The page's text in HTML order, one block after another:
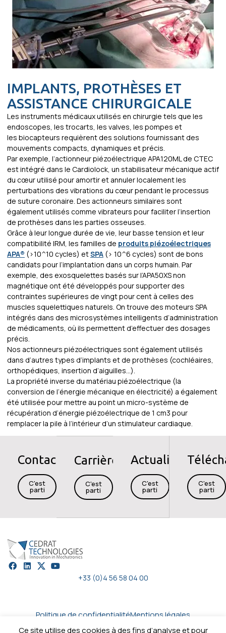
Ce site utilise des cookies à des fins d’analyse et pour
IMPLANTS, PROTHÈSES ET
ASSISTANCE CHIRURGICALE
Les instruments médicaux utilisés en chirurgie tels que les
endoscopes, les trocarts, les valves, les pompes et
les biocapteurs requièrent des solutions fournissant des
mouvements compacts, dynamiques et précis.
Par exemple, l’actionneur piézoélectrique APA120ML de CTEC
est intégré dans le Cardiolock, un stabilisateur mécanique actif
du cœur utilisé pour amortir et annuler localement les
perturbations des vibrations du cœur pendant le processus
de suture coronaire. Des actionneurs similaires sont
également utilisés comme vibrateurs pour faciliter l’insertion
de prothèses dans les parties osseuses.
Grâce à leur longue durée de vie, leur basse tension et leur
compatibilité IRM, les familles de produits piézoélectriques
APA® (>10^10 cycles) etSPA (> 10^6 cycles) sont de bons
candidats pour l’implantation dans un corps humain. Par
exemple, des exosquelettes basés sur l’APA50XS non
magnétique ont été développés pour supporter des
contraintes supérieures de vingt pour cent à celles des
muscles squelettiques naturels. On trouve des moteurs SPA
intégrés dans des microsystèmes intelligents d’administration
de médicaments, où ils permettent d’effectuer des dosages
précis.
Nos actionneurs piézoélectriques sont également utilisés
dans d’autres types d’implants et de prothèses (cochléaires,
orthopédiques, insertion d’aiguilles…).
La propriété inverse du matériau piézoélectrique (la
conversion de l’énergie mécanique en électricité) a également
été utilisée pour mettre au point un micro-système de
récupération d’énergie piézoélectrique de 1 cm3 pour
remplacer la pile à l’intérieur d’un stimulateur cardiaque.
Contact
C'est
parti
Carrières
C'est
parti
Actualités
C'est
parti
C'est
parti
+33 (0)4 56 58 04 00
Politique de confidentialitéMentions légales
Plan du site Contactez-nous